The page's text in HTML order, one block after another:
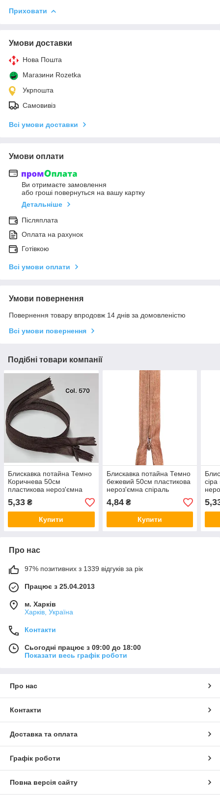
Приховати
Умови доставки
Нова Пошта
Магазини Rozetka
Укрпошта
Самовивіз
Всі умови доставки
Умови оплати
Ви отримаєте замовлення
або гроші повернуться на вашу картку
Детальніше
Післяплата
Оплата на рахунок
Готівкою
Всі умови оплати
Умови повернення
Повернення товару впродовж 14 днів за домовленістю
Всі умови повернення
Подібні товари компанії
Блискавка потайна Темно
Коричнева 50см
пластикова нероз'ємна
5,33 ₴
Купити
Блискавка потайна Темно
бежевий 50см пластикова
нероз'ємна спіраль
4,84₴
Купити
Про нас
97% позитивних з 1339 відгуків за рік
Працює з 25.04.2013
м. Харків
Харків, Україна
Контакти
Сьогодні працює з 09:00 до 18:00
Показати весь графік роботи
Про нас
Контакти
Доставка та оплата
Графік роботи
Повна версія сайту